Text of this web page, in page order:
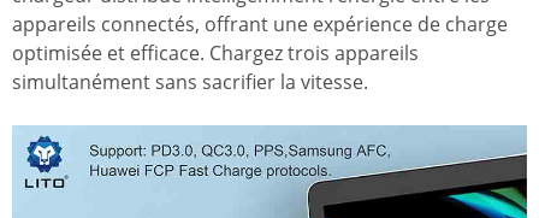
appareils connectés, offrant une expérience de charge
optimisée et efficace. Chargez trois appareils
simultanément sans sacrifier la vitesse.